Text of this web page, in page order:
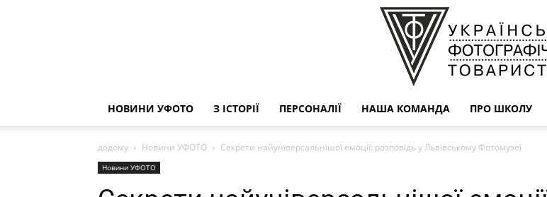
НОВИНИ УФОТО З ІСТОРІЇ ПЕРСОНАЛІЇ НАША КОМАНДА ПРО ШКОЛУ
додому Новини УФОТО Секрети найуніверсальнішої емоції: розповідь у Львівському Фотомузеї
Новини УФОТО